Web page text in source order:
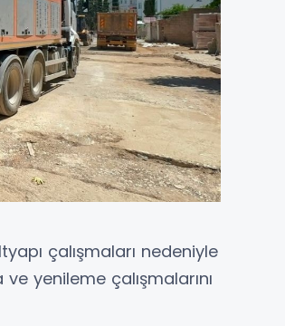
çalışmaları nedeniyle
yenileme çalışmalarını